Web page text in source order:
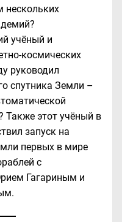
нескольких
учёный и
космических
руководил
спутника Земли –
Также этот учёный в
запуск на
первых в мире
с
Гагариным и